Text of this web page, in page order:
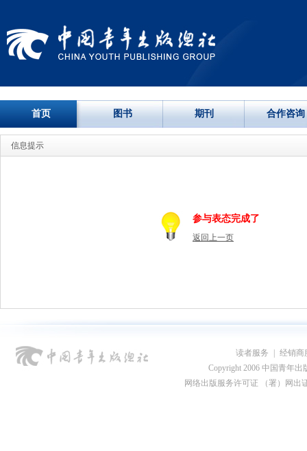
首页 图书 期刊 合作咨询
信息提示
参与表态完成了
返回上一页
读者服务
经销商
Copyright 2006 中国青年出
网络出版服务许可证 （署）网出